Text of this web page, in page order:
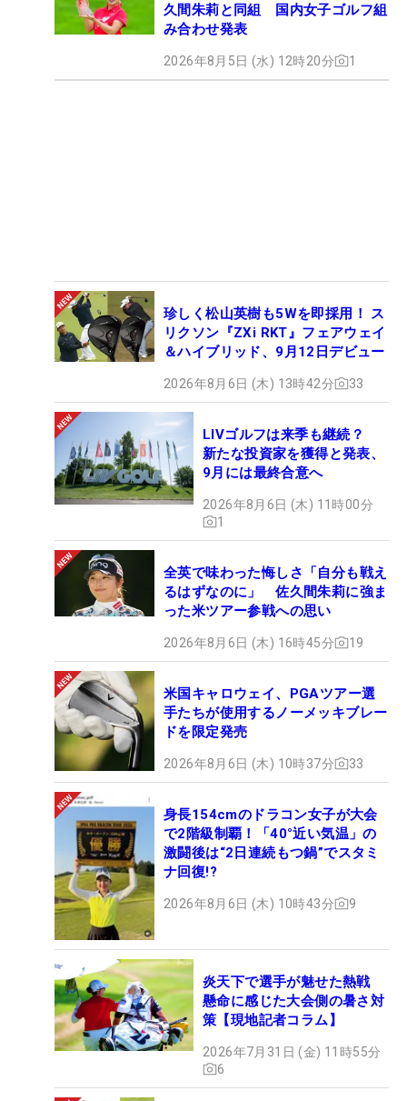
久間朱莉と同組 国内女子ゴルフ組
み合わせ発表
2026年8月5日 (水) 12時20分 1
珍しく松山英樹も5Wを即採用！ ス
リクソン『ZXi RKT』フェアウェイ
＆ハイブリッド、9月12日デビュー
2026年8月6日 (木) 13時42分 33
LIVゴルフは来季も継続？
新たな投資家を獲得と発表、
9月には最終合意へ
2026年8月6日 (木) 11時00分
1
全英で味わった悔しさ「自分も戦え
るはずなのに」 佐久間朱莉に強ま
った米ツアー参戦への思い
2026年8月6日 (木) 16時45分 19
米国キャロウェイ、PGAツアー選
手たちが使用するノーメッキブレー
ドを限定発売
2026年8月6日 (木) 10時37分 33
身長154cmのドラコン女子が大会
で2階級制覇！「40°近い気温」の
激闘後は“2日連続もつ鍋”でスタミ
ナ回復!?
2026年8月6日 (木) 10時43分 9
炎天下で選手が魅せた熱戦
懸命に感じた大会側の暑さ対
策【現地記者コラム】
2026年7月31日 (金) 11時55分
6